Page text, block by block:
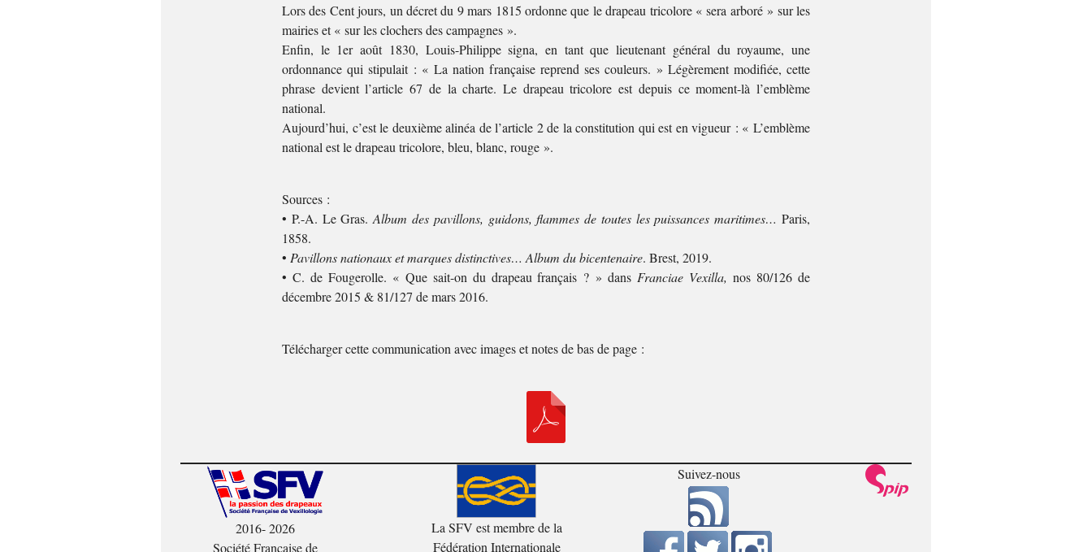
Lors des Cent jours, un décret du 9 mars 1815 ordonne que le drapeau tricolore « sera arboré » sur les
mairies et « sur les clochers des campagnes ».
Enfin, le 1er août 1830, Louis-Philippe signa, en tant que lieutenant général du royaume, une
ordonnance qui stipulait : « La nation française reprend ses couleurs. » Légèrement modifiée, cette
phrase devient l’article 67 de la charte. Le drapeau tricolore est depuis ce moment-là l’emblème
national.
Aujourd’hui, c’est le deuxième alinéa de l’article 2 de la constitution qui est en vigueur : « L’emblème
national est le drapeau tricolore, bleu, blanc, rouge ».
Sources :
• P.-A. Le Gras.Album des pavillons, guidons, flammes de toutes les puissances maritimes… Paris,
1858.
• Pavillons nationaux et marques distinctives… Album du bicentenaire. Brest, 2019.
• C. de Fougerolle. « Que sait-on du drapeau français ? » dans Franciae Vexilla, nos 80/126 de
décembre 2015 & 81/127 de mars 2016.
Télécharger cette communication avec images et notes de bas de page :
2016- 2026
Société Française de
La SFV est membre de la
Fédération Internationale
Suivez-nous